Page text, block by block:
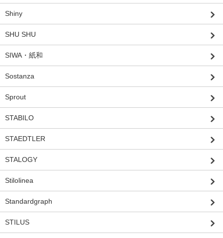
Shiny
SHU SHU
SIWA・紙和
Sostanza
Sprout
STABILO
STAEDTLER
STALOGY
Stilolinea
Standardgraph
STILUS